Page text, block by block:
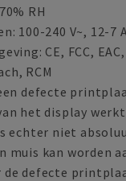
RH
100-240 V~, 12-7
CE, FCC, EAC,
RCM
defecte
het display
echter niet
muis kan worden
de defecte